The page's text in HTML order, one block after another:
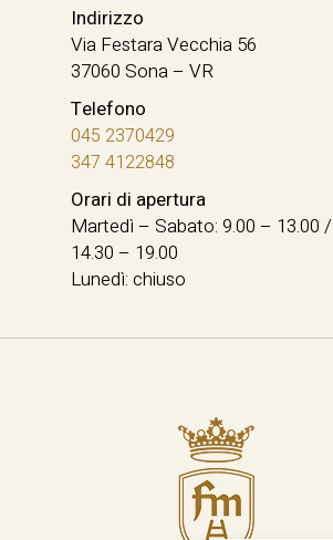
Indirizzo
Via Festara Vecchia 56
37060 Sona – VR
Telefono
045 2370429
347 4122848
Orari di apertura
Martedì – Sabato: 9.00 – 13.00 /
14.30 – 19.00
Lunedì: chiuso